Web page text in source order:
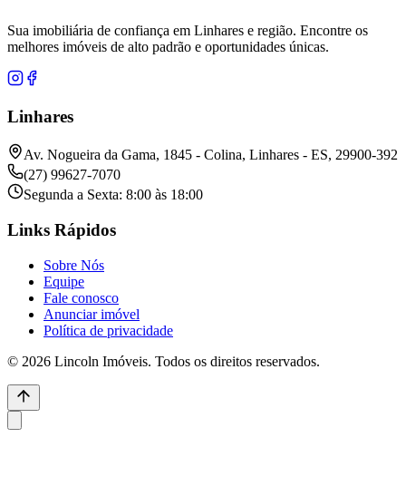
Sua imobiliária de confiança em Linhares e região. Encontre os
melhores imóveis de alto padrão e oportunidades únicas.
Linhares
Av. Nogueira da Gama, 1845 - Colina, Linhares - ES, 29900-392
(27) 99627-7070
Segunda a Sexta: 8:00 às 18:00
Links Rápidos
Sobre Nós
Equipe
Fale conosco
Anunciar imóvel
Política de privacidade
© 2026 Lincoln Imóveis. Todos os direitos reservados.